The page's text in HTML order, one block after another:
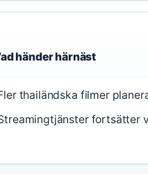
händer härnäst
thailändska filmer
fortsätter